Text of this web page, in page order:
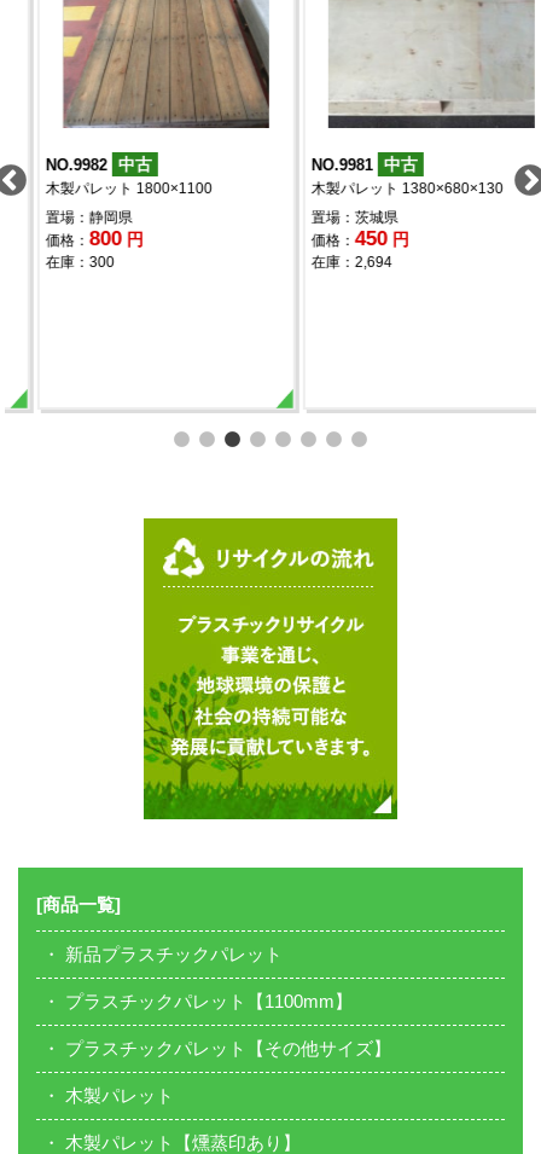
NO.9982 中古
木製パレット 1800×1100
置場：静岡県
価格：800円
在庫：300
NO.9981 中古
木製パレット 1380×680×130
置場：茨城県
価格：450円
在庫：2,694
[商品一覧]
新品プラスチックパレット
プラスチックパレット【1100mm】
プラスチックパレット【その他サイズ】
木製パレット
木製パレット【燻蒸印あり】